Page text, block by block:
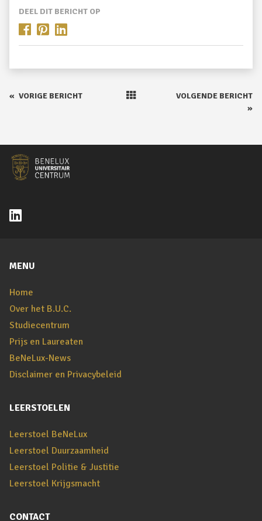
DEEL DIT BERICHT OP
« VORIGE BERICHT
VOLGENDE BERICHT
»
MENU
Home
Over het B.U.C.
Studiecentrum
Prijs en Laureaten
BeNeLux-News
Disclaimer en Privacybeleid
LEERSTOELEN
Leerstoel BeNeLux
Leerstoel Duurzaamheid
Leerstoel Politie & Justitie
Leerstoel Krijgsmacht
CONTACT